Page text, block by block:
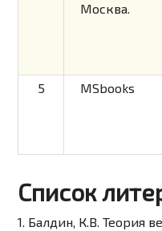
Москва.
5 MSbooks
Список
1. Балдин, К.В. Теория